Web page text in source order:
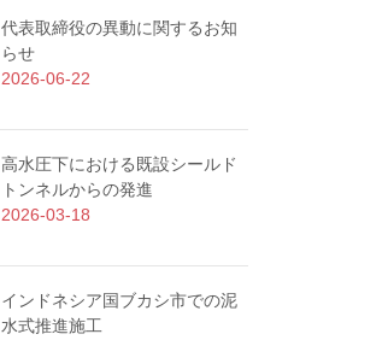
代表取締役の異動に関するお知
らせ
2026-06-22
高水圧下における既設シールド
トンネルからの発進
2026-03-18
インドネシア国ブカシ市での泥
水式推進施工